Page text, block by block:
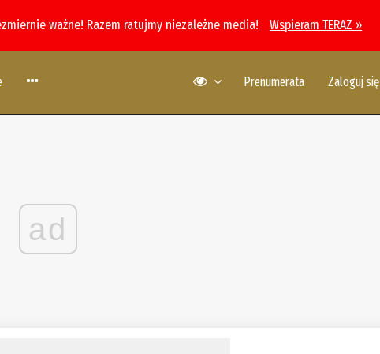
ważne! Razem ratujmy niezależne media! Wspieram TERAZ »
Prenumerata Zaloguj się
ad